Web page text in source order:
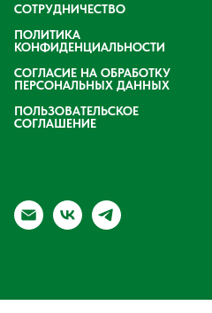
СОТРУДНИЧЕСТВО
ПОЛИТИКА
КОНФИДЕНЦИАЛЬНОСТИ
СОГЛАСИЕ НА ОБРАБОТКУ
ПЕРСОНАЛЬНЫХ ДАННЫХ
ПОЛЬЗОВАТЕЛЬСКОЕ
СОГЛАШЕНИЕ